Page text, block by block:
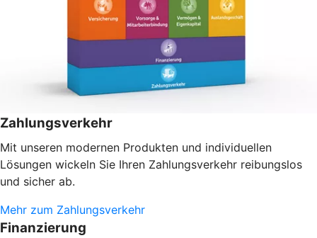
Zahlungsverkehr
Mit unseren modernen Produkten und individuellen
Lösungen wickeln Sie Ihren Zahlungsverkehr reibungslos
und sicher ab.
Mehr zum Zahlungsverkehr
Finanzierung